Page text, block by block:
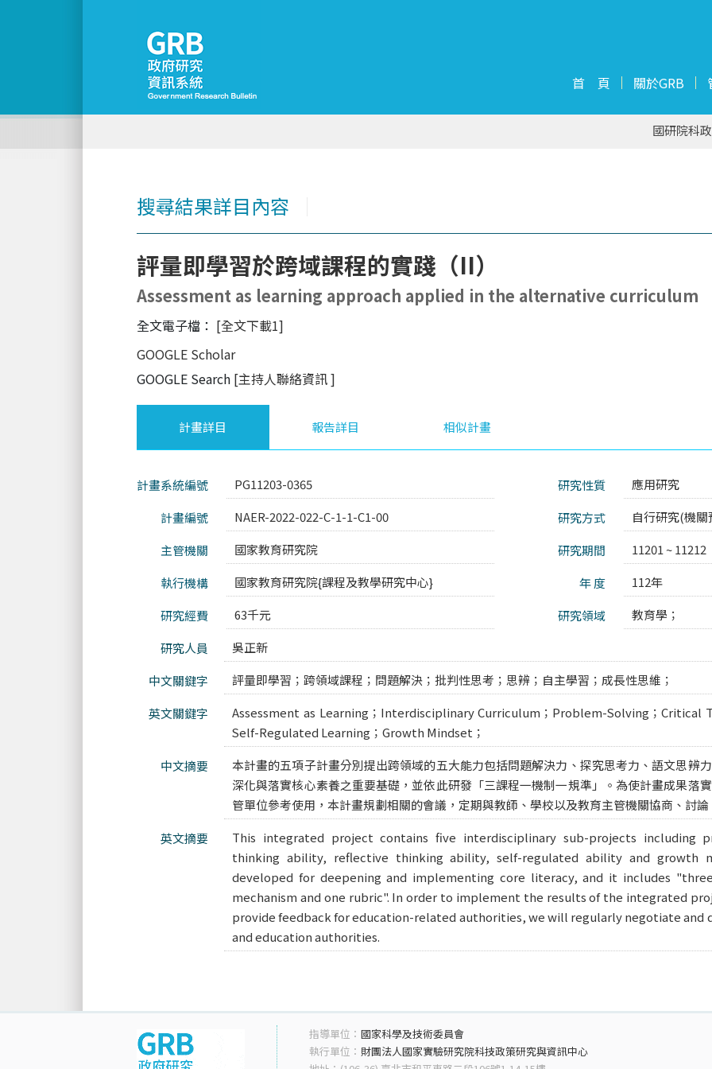
首 頁 關於GRB
國研院科
搜尋結果詳目內容
評量即學習於跨域課程的實踐（II）
Assessment as learning approach applied in the alternative curriculum
全文電子檔： [全文下載1]
GOOGLE Scholar
GOOGLE Search [主持人聯絡資訊]
計畫詳目 報告詳目 相似計畫
計畫系統編號 PG11203-0365 研究性質
應用研究
計畫編號
NAER-2022-022-C-1-1-C1-00 研究方式
自行研究(機關
主管機關
國家教育研究院 研究期間
11201 ~ 11212
執行機構
國家教育研究院{課程及教學研究中心} 年 度
112年
研究經費
63千元 研究領域
教育學；
研究人員
吳正新
中文關鍵字
評量即學習；跨領域課程；問題解決；批判性思考；思辨；自主學習；成長性思維；
英文關鍵字
Assessment as Learning；Interdisciplinary Curriculum；Problem-Solving；Critical
Self-Regulated Learning；Growth Mindset；
中文摘要
本計畫的五項子計畫分別提出跨領域的五大能力包括問題解決力、探究思考力、語文思辨
深化與落實核心素養之重要基礎，並依此研發「三課程一機制一規準」。為使計畫成果落
管單位參考使用，本計畫規劃相關的會議，定期與教師、學校以及教育主管機關協商、討論
英文摘要
This integrated project contains five interdisciplinary sub-projects including
thinking ability, reflective thinking ability, self-regulated ability and growth
developed for deepening and implementing core literacy, and it includes
mechanism and one rubric". In order to implement the results of the integrated
provide feedback for education-related authorities, we will regularly negotiate and
and education authorities.
指導單位： 國家科學及技術委員會
執行單位： 財團法人國家實驗研究院科技政策研究與資訊中心